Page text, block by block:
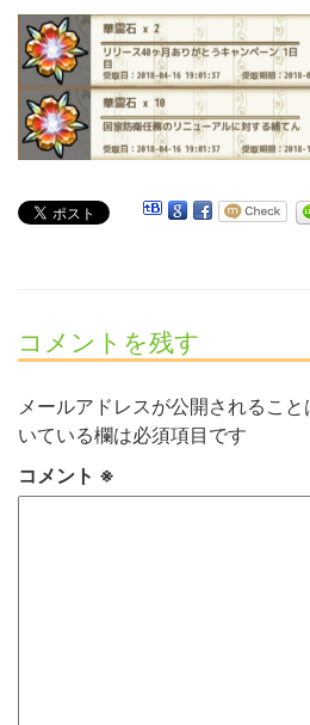
コメントを残す
メールアドレスが公開されること
いている欄は必須項目です
コメント ※